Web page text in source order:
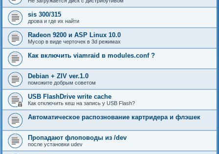
sis 300/315
дрова и где их найти
Radeon 9200 и ASP Linux 10.0
Мусор в виде черточек в 3d режимах
Как включить viamraid в modules.conf ?
Debian + ZIV ver.1.0
поможите добрым советом
USB FlashDrive write cache
Как отключить кеш на запись у USB Flash?
Автоматическое распознование картридера и флэшек
Пропадают флоповоды из /dev
после установки udev